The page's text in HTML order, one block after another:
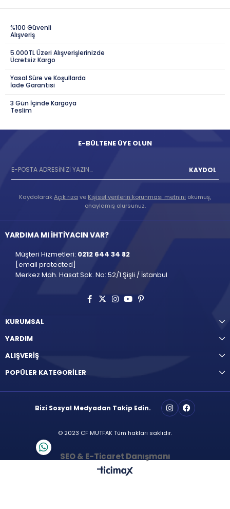
%100 Güvenli
Alışveriş
5.000TL Üzeri Alışverişlerinizde
Ücretsiz Kargo
Yasal Süre ve Koşullarda
İade Garantisi
3 Gün İçinde Kargoya
Teslim
E-BÜLTENE ÜYE OLUN
KAYDOL
KaydolarakAçık rıza ve Kişisel verilerin korunması metnini okumuş,
onaylamış olursunuz.
YARDIMA MI İHTİYACIN VAR?
Müşteri Hizmetleri: 0212 644 34 82
[email protected]
Merkez Mah. Hasat Sok. No: 52/1 Şişli / İstanbul
KURUMSAL
YARDIM
ALIŞVERİŞ
POPÜLER KATEGORİLER
Bizi Sosyal Medyadan Takip Edin.
© 2023 CF MUTFAK Tüm hakları saklıdır.
SEO & E-Ticaret Danışmanı